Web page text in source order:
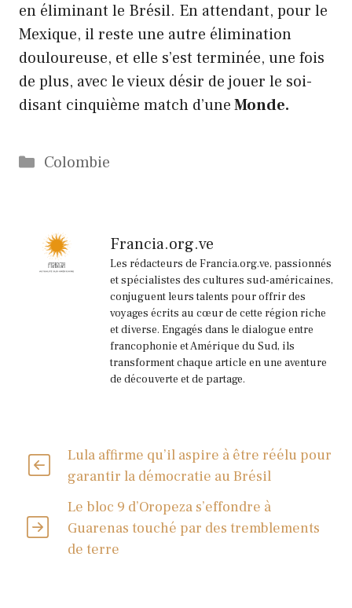
en éliminant le Brésil. En attendant, pour le
Mexique, il reste une autre élimination
douloureuse, et elle s’est terminée, une fois
de plus, avec le vieux désir de jouer le soi-
disant cinquième match d’uneMonde.
Catégories
Colombie
Francia.org.ve
Les rédacteurs de Francia.org.ve, passionnés
et spécialistes des cultures sud-américaines,
conjuguent leurs talents pour offrir des
voyages écrits au cœur de cette région riche
et diverse. Engagés dans le dialogue entre
francophonie et Amérique du Sud, ils
transforment chaque article en une aventure
de découverte et de partage.
Lula affirme qu’il aspire à être réélu pour
garantir la démocratie au Brésil
Le bloc 9 d’Oropeza s’effondre à
Guarenas touché par des tremblements
de terre